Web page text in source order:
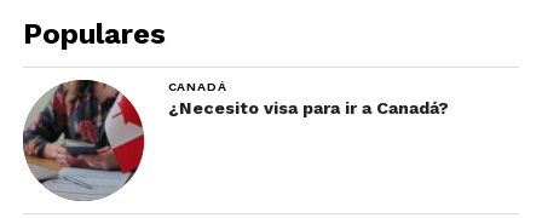
Populares
CANADÁ
¿Necesito visa para ir a Canadá?